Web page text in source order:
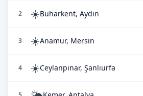
2 ☀️Buharkent, Aydın
3 ☀️Anamur, Mersin
4 ☀️Ceylanpınar, Şanlıurfa